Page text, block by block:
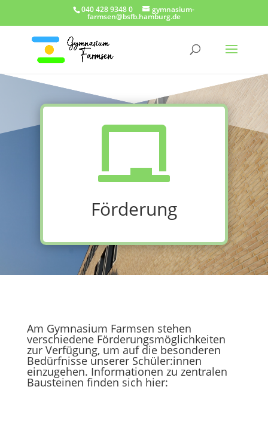
040 428 9348 0 gymnasium-
farmsen@bsfb.hamburg.de

Förderung
Am Gymnasium Farmsen stehen
verschiedene Förderungsmöglichkeiten
zur Verfügung, um auf die besonderen
Bedürfnisse unserer Schüler:innen
einzugehen. Informationen zu zentralen
Bausteinen finden sich hier: